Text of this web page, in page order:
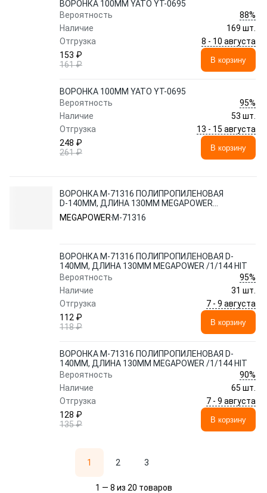
ВОРОНКА 100ММ YATO YT-0695
Вероятность
88%
Наличие
169 шт.
Отгрузка
8 - 10 августа
153 ₽
161 ₽
В корзину
ВОРОНКА 100ММ YATO YT-0695
Вероятность
95%
Наличие
53 шт.
Отгрузка
13 - 15 августа
248 ₽
261 ₽
В корзину
ВОРОНКА M-71316 ПОЛИПРОПИЛЕНОВАЯ
D-140ММ, ДЛИНА 130ММ MEGAPOWER
/1/144 HIT
MEGAPOWER M-71316
ВОРОНКА M-71316 ПОЛИПРОПИЛЕНОВАЯ D-
140ММ, ДЛИНА 130ММ MEGAPOWER /1/144 HIT
Вероятность
95%
Наличие
31 шт.
Отгрузка
7 - 9 августа
112 ₽
118 ₽
В корзину
ВОРОНКА M-71316 ПОЛИПРОПИЛЕНОВАЯ D-
140ММ, ДЛИНА 130ММ MEGAPOWER /1/144 HIT
Вероятность
90%
Наличие
65 шт.
Отгрузка
7 - 9 августа
128 ₽
135 ₽
В корзину
1 2 3
1 — 8 из 20 товаров